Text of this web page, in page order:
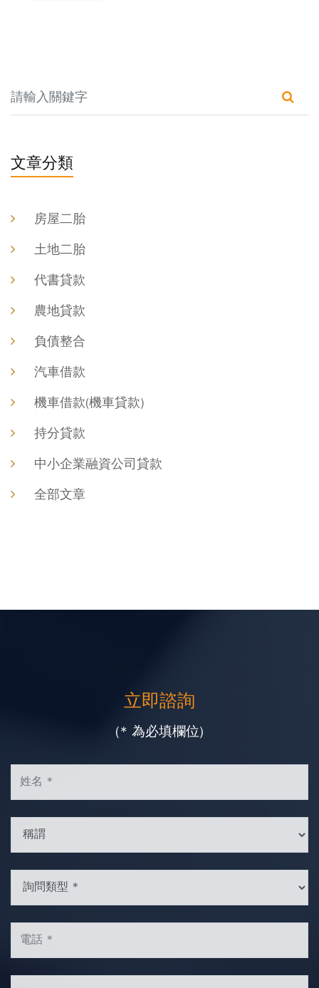
文章分類
房屋二胎
土地二胎
代書貸款
農地貸款
負債整合
汽車借款
機車借款(機車貸款)
持分貸款
中小企業融資公司貸款
全部文章
立即諮詢
(* 為必填欄位)